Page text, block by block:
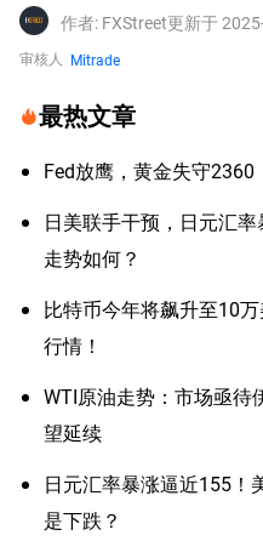
作者: FXStreet更新于
审核人 Mitrade
最热文章
Fed放鹰，黄金失守2360
日美联手干预，日元汇
走势如何？
比特币今年将飙升至10
行情！
WTI原油走势：市场亟待
望延续
日元汇率暴涨逼近155！
是下跌？